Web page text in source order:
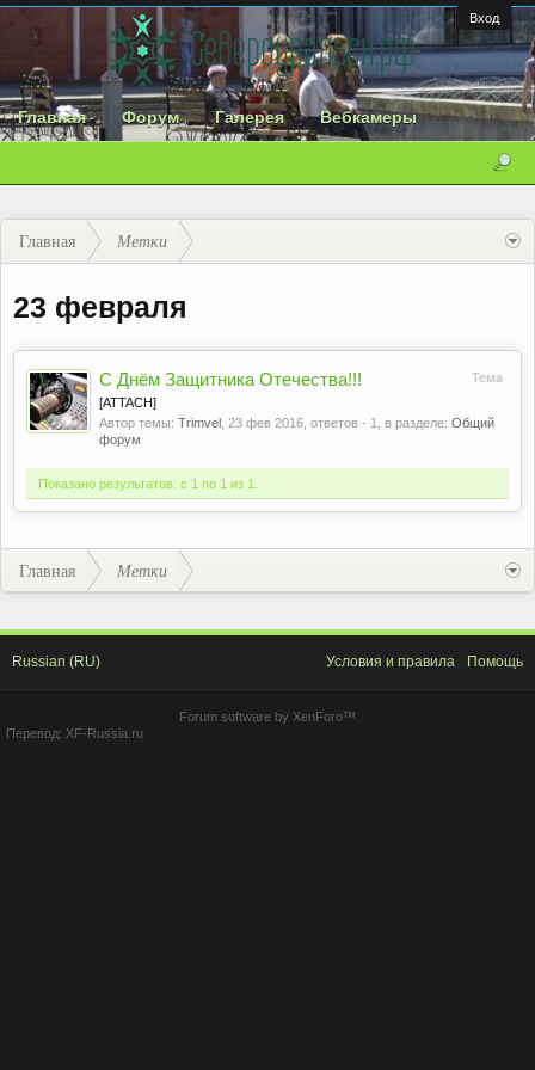
Вход
Главная Форум Галерея Вебкамеры
Главная Метки
23 февраля
Тема
С Днём Защитника Отечества!!!
[ATTACH]
Автор темы: Trimvel 23 фев 2016 , ответов - 1, в разделе: Общий
форум
Показано результатов: с 1 по 1 из 1.
Главная Метки
Russian (RU) Условия и правила Помощь
Forum software by XenForo™
Перевод: XF-Russia.ru